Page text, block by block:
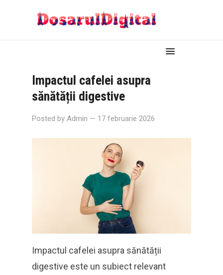
Impactul cafelei asupra
sănătății digestive
Posted by Admin — 17 februarie 2026
Impactul cafelei asupra sănătății
digestive este un subiect relevant